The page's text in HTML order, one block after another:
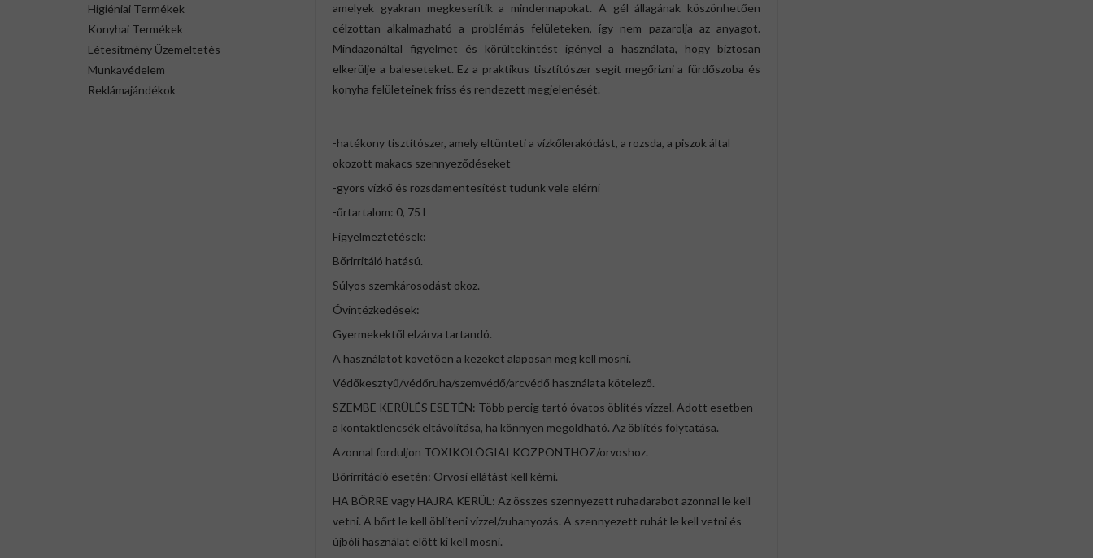
Higiéniai Termékek
Konyhai Termékek
Létesítmény Üzemeltetés
Munkavédelem
Reklámajándékok
amelyek gyakran megkeserítik a mindennapokat. A gél állagának köszönhetően
célzottan alkalmazható a problémás felületeken, így nem pazarolja az anyagot.
Mindazonáltal figyelmet és körültekintést igényel a használata, hogy biztosan
elkerülje a baleseteket. Ez a praktikus tisztítószer segít megőrizni a fürdőszoba és
konyha felületeinek friss és rendezett megjelenését.
-hatékony tisztítószer, amely eltünteti a vízkőlerakódást, a rozsda, a piszok által
okozott makacs szennyeződéseket
-gyors vízkő és rozsdamentesítést tudunk vele elérni
-űrtartalom: 0, 75 l
Figyelmeztetések:
Bőrirritáló hatású.
Súlyos szemkárosodást okoz.
Óvintézkedések:
Gyermekektől elzárva tartandó.
A használatot követően a kezeket alaposan meg kell mosni.
Védőkesztyű/védőruha/szemvédő/arcvédő használata kötelező.
SZEMBE KERÜLÉS ESETÉN: Több percig tartó óvatos öblítés vízzel. Adott esetben
a kontaktlencsék eltávolítása, ha könnyen megoldható. Az öblítés folytatása.
Azonnal forduljon TOXIKOLÓGIAI KÖZPONTHOZ/orvoshoz.
Bőrirritáció esetén: Orvosi ellátást kell kérni.
HA BŐRRE vagy HAJRA KERÜL: Az összes szennyezett ruhadarabot azonnal le kell
vetni. A bőrt le kell öblíteni vízzel/zuhanyozás. A szennyezett ruhát le kell vetni és
újbóli használat előtt ki kell mosni.